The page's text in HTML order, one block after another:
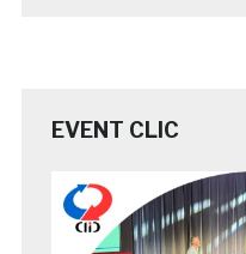
EVENT CLIC